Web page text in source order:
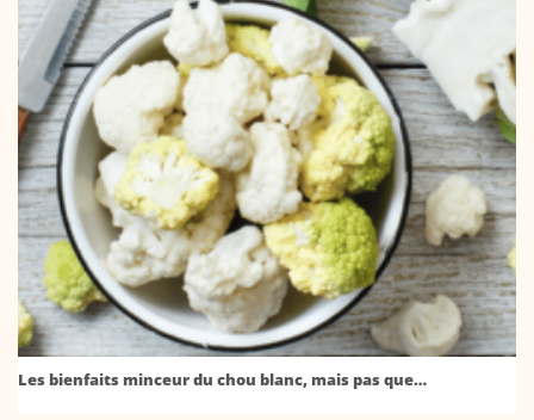
Les bienfaits minceur du chou blanc, mais pas que…